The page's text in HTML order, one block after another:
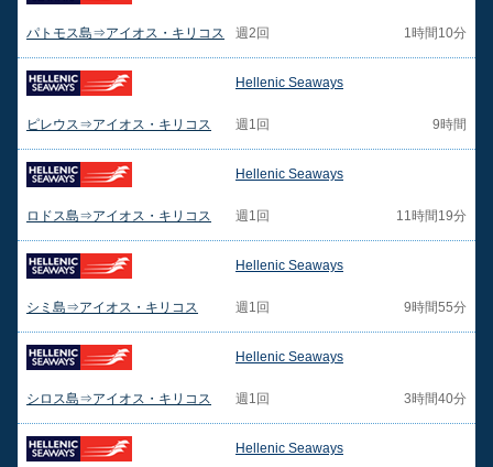
パトモス島⇒アイオス・キリコス 週2回 1時間10分
Hellenic Seaways
ピレウス⇒アイオス・キリコス 週1回 9時間
Hellenic Seaways
ロドス島⇒アイオス・キリコス 週1回 11時間19分
Hellenic Seaways
シミ島⇒アイオス・キリコス 週1回 9時間55分
Hellenic Seaways
シロス島⇒アイオス・キリコス 週1回 3時間40分
Hellenic Seaways